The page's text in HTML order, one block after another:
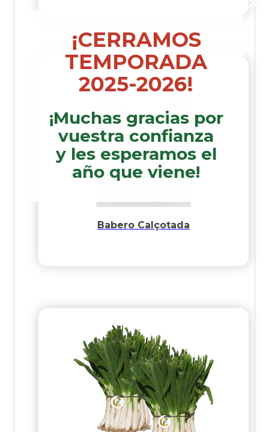
¡CERRAMOS
TEMPORADA
2025-2026!
¡Muchas gracias por
vuestra confianza
y les esperamos el
año que viene!
Babero Calçotada